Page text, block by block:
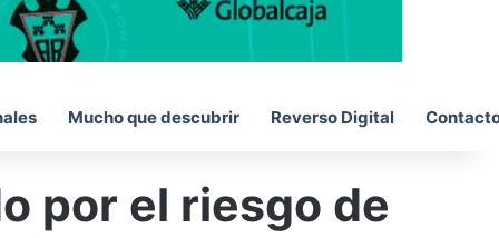
Mucho que descubrir Reverso Digital
por el riesgo de